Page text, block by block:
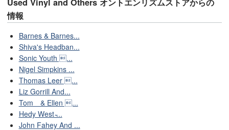
Used Vinyl and Others オントエンリズムストアからの
情報
Barnes & Barnes...
Shiva's Headban...
Sonic Youth ...
Nigel Simpkins ...
Thomas Leer ...
Liz Gorrill And...
Tom & Ellen ...
Hedy West ̴...
John Fahey And ...